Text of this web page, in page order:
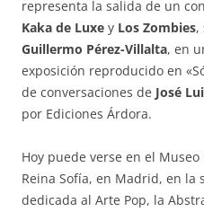
representa la salida de un
Kaka de Luxe y Los Zombies,
Guillermo Pérez-Villalta, en
exposición reproducido en
de conversaciones de José
por Ediciones Árdora.
Hoy puede verse en el
Reina Sofía, en Madrid, en la
dedicada al Arte Pop, la